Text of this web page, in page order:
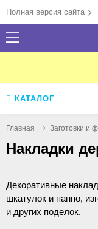
Полная версия сайта
КАТАЛОГ
Главная Заготовки и
Накладки
Декоративные
шкатулок и панно,
и других поделок.